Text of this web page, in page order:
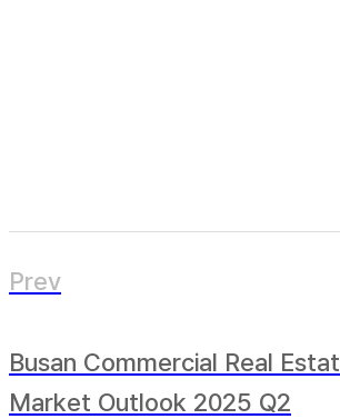
Prev
Busan Commercial Real
Market Outlook 2025 Q2